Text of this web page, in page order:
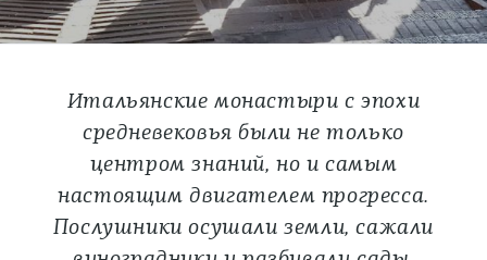
Итальянские монастыри с эпохи
средневековья были не только
центром знаний, но и самым
настоящим двигателем прогресса.
Послушники осушали земли, сажали